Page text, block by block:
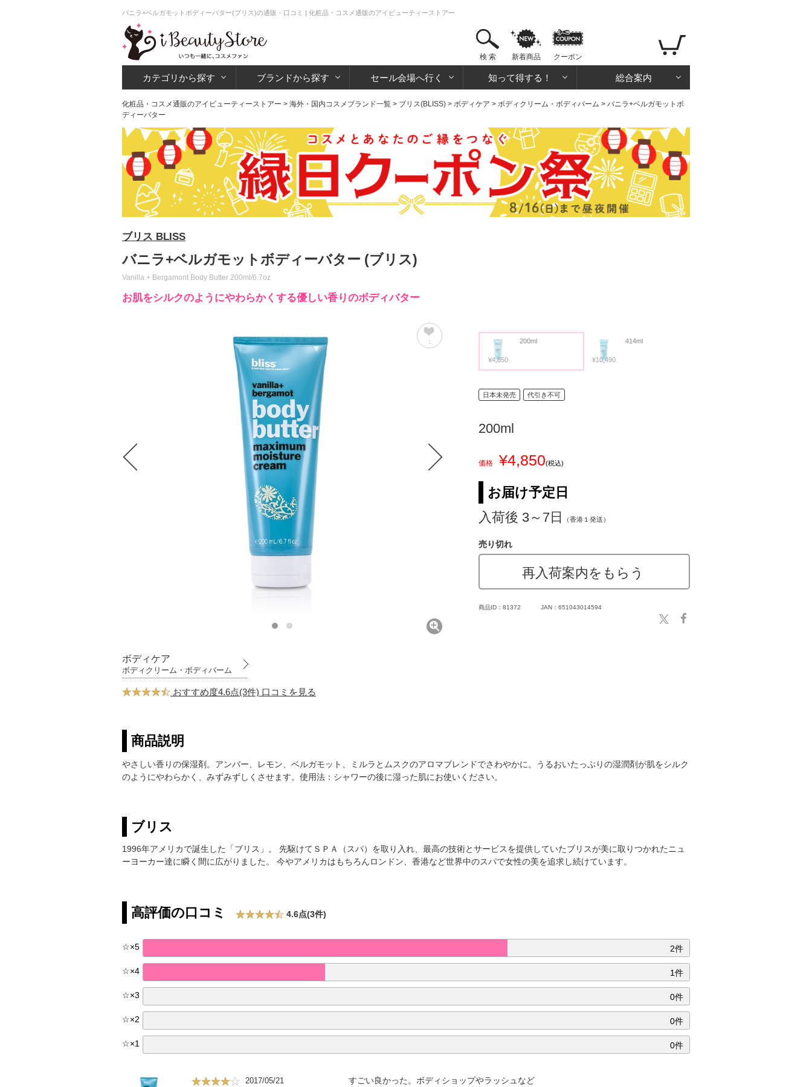
バニラ+ベルガモットボディーバター(ブリス)の通販・口コミ | 化粧品・コスメ通販のアイビューティーストアー
検 索 新着商品 クーポン
カテゴリから探す ブランドから探す セール会場へ行く 知って得する！ 総合案内
化粧品・コスメ通販のアイビューティーストアー > 海外・国内コスメブランド一覧 > ブリス(BLISS) > ボディケア > ボディクリーム・ボディバーム > バニラ+ベルガモットボ
ディーバター
ブリス BLISS
バニラ+ベルガモットボディーバター (ブリス)
Vanilla + Bergamont Body Butter 200ml/6.7oz
お肌をシルクのようにやわらかくする優しい香りのボディバター
ボディケア
ボディクリーム・ボディバーム
おすすめ度4.6点(3件) 口コミを見る
¥4,850
200ml
¥10,490
414ml
日本未発売 代引き不可
200ml
価格 ¥4,850(税込)
お届け予定日
入荷後 3～7日
（香港１発送）
売り切れ
再入荷案内をもらう
商品ID：81372 JAN：651043014594
商品説明
やさしい香りの保湿剤。アンバー、レモン、ベルガモット、ミルラとムスクのアロマブレンドでさわやかに。うるおいたっぷりの湿潤剤が肌をシルク
のようにやわらかく、みずみずしくさせます。使用法：シャワーの後に湿った肌にお使いください。
ブリス
1996年アメリカで誕生した「ブリス」。 先駆けてＳＰＡ（スパ）を取り入れ、最高の技術とサービスを提供していたブリスが美に取りつかれたニュ
ーヨーカー達に瞬く間に広がりました。 今やアメリカはもちろんロンドン、香港など世界中のスパで女性の美を追求し続けています。
高評価の口コミ 4.6点(3件)
☆×5 2件
☆×4 1件
☆×3 0件
☆×2 0件
☆×1 0件
2017/05/21
すごい良かった。ボディショップやラッシュなど